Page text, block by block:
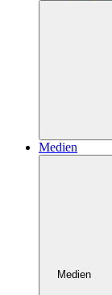
Medien
Medien